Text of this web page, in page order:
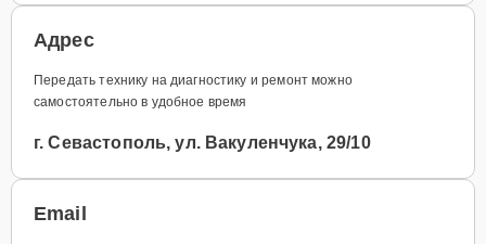
Адрес
Передать технику на диагностику и ремонт можно
самостоятельно в удобное время
г. Севастополь, ул. Вакуленчука, 29/10
Email